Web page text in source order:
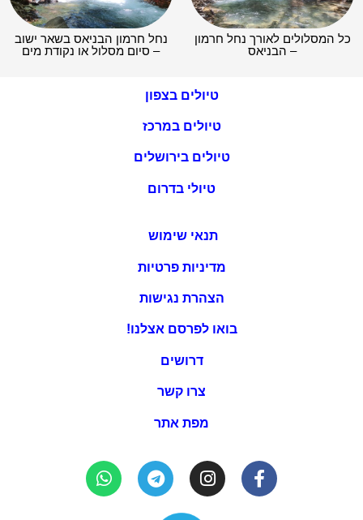
טיולי בדרום
מדיניות פרטיות
הצהרת נגישות
בואו לפרסם אצלנו!
דרושים
שימו לב כי המידע המפורסם באתר זה הוא בגדר המלצה בלבד,
השימוש במידע הוא באחריות הקורא ועל דעתו בלבד. לפני כל